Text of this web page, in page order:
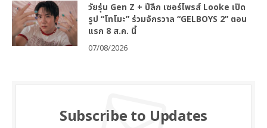
วัยรุ่น Gen Z + ปีลึก เซอร์ไพรส์ Looke เปิด
รูป “โทโมะ” ร่วมจักรวาล “GELBOYS 2” ตอน
แรก 8 ส.ค. นี้
07/08/2026
Subscribe to Updates